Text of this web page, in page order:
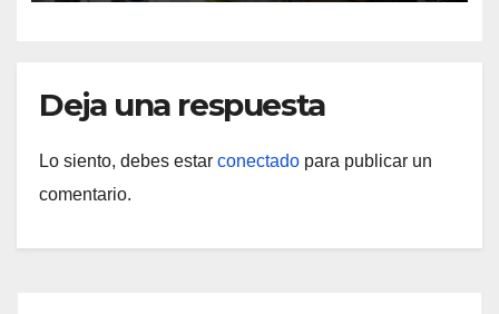
Deja una respuesta
Lo siento, debes estar conectado para publicar un
comentario.